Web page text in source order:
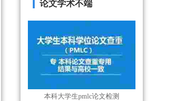
论文学术不端
本科大学生pmlc论文检测